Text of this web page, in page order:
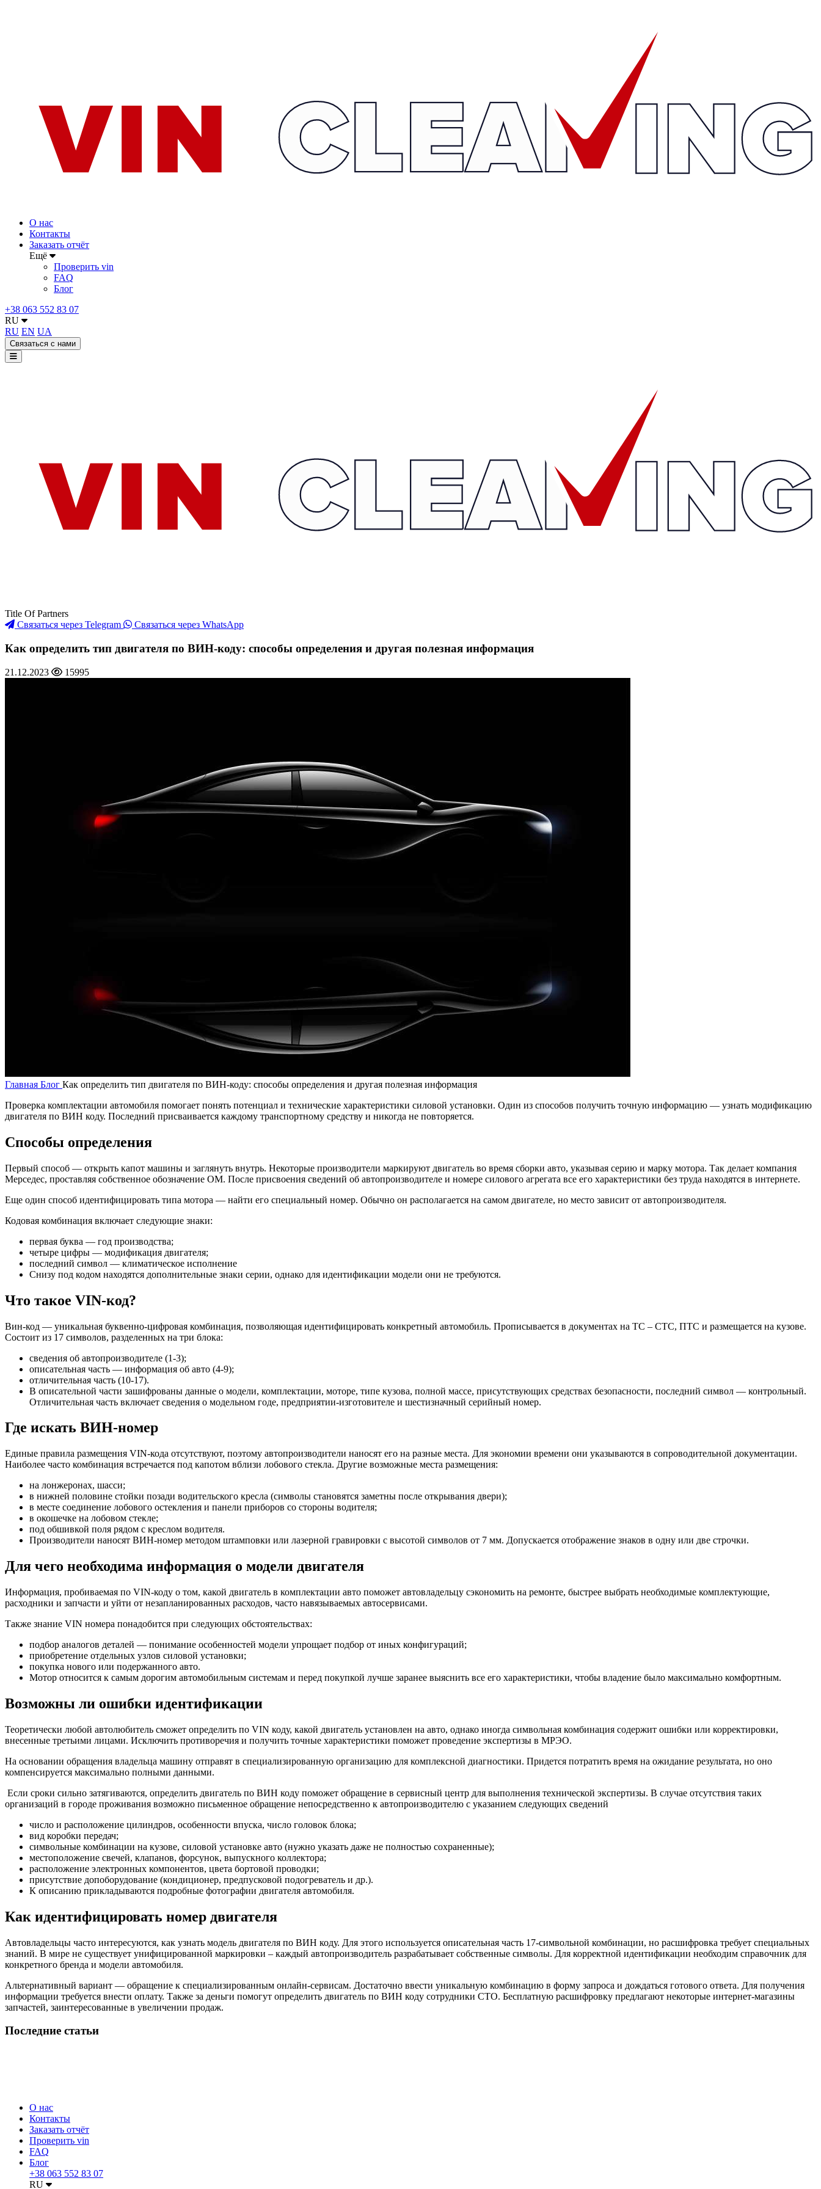
О нас
Контакты
Заказать отчёт
Ещё
Проверить vin
FAQ
Блог
+38 063 552 83 07
RU
RU EN UA
Связаться с нами
Title Of Partners
Связаться через Telegram
Связаться через WhatsApp
Как определить тип двигателя по ВИН-коду: способы определения и другая полезная информация
21.12.2023 15995
Главная Блог Как определить тип двигателя по ВИН-коду: способы определения и другая полезная информация
Проверка комплектации автомобиля помогает понять потенциал и технические характеристики силовой установки. Один из способов получить точную информацию — узнать модификацию
двигателя по ВИН коду. Последний присваивается каждому транспортному средству и никогда не повторяется.
Способы определения
Первый способ — открыть капот машины и заглянуть внутрь. Некоторые производители маркируют двигатель во время сборки авто, указывая серию и марку мотора. Так делает компания
Мерседес, проставляя собственное обозначение ОМ. После присвоения сведений об автопроизводителе и номере силового агрегата все его характеристики без труда находятся в интернете.
Еще один способ идентифицировать типа мотора — найти его специальный номер. Обычно он располагается на самом двигателе, но место зависит от автопроизводителя.
Кодовая комбинация включает следующие знаки:
первая буква — год производства;
четыре цифры — модификация двигателя;
последний символ — климатическое исполнение
Снизу под кодом находятся дополнительные знаки серии, однако для идентификации модели они не требуются.
Что такое VIN-код?
Вин-код — уникальная буквенно-цифровая комбинация, позволяющая идентифицировать конкретный автомобиль. Прописывается в документах на ТС – СТС, ПТС и размещается на кузове.
Состоит из 17 символов, разделенных на три блока:
сведения об автопроизводителе (1-3);
описательная часть — информация об авто (4-9);
отличительная часть (10-17).
В описательной части зашифрованы данные о модели, комплектации, моторе, типе кузова, полной массе, присутствующих средствах безопасности, последний символ — контрольный.
Отличительная часть включает сведения о модельном годе, предприятии-изготовителе и шестизначный серийный номер.
Где искать ВИН-номер
Единые правила размещения VIN-кода отсутствуют, поэтому автопроизводители наносят его на разные места. Для экономии времени они указываются в сопроводительной документации.
Наиболее часто комбинация встречается под капотом вблизи лобового стекла. Другие возможные места размещения:
на лонжеронах, шасси;
в нижней половине стойки позади водительского кресла (символы становятся заметны после открывания двери);
в месте соединение лобового остекления и панели приборов со стороны водителя;
в окошечке на лобовом стекле;
под обшивкой поля рядом с креслом водителя.
Производители наносят ВИН-номер методом штамповки или лазерной гравировки с высотой символов от 7 мм. Допускается отображение знаков в одну или две строчки.
Для чего необходима информация о модели двигателя
Информация, пробиваемая по VIN-коду о том, какой двигатель в комплектации авто поможет автовладельцу сэкономить на ремонте, быстрее выбрать необходимые комплектующие,
расходники и запчасти и уйти от незапланированных расходов, часто навязываемых автосервисами.
Также знание VIN номера понадобится при следующих обстоятельствах:
подбор аналогов деталей — понимание особенностей модели упрощает подбор от иных конфигураций;
приобретение отдельных узлов силовой установки;
покупка нового или подержанного авто.
Мотор относится к самым дорогим автомобильным системам и перед покупкой лучше заранее выяснить все его характеристики, чтобы владение было максимально комфортным.
Возможны ли ошибки идентификации
Теоретически любой автолюбитель сможет определить по VIN коду, какой двигатель установлен на авто, однако иногда символьная комбинация содержит ошибки или корректировки,
внесенные третьими лицами. Исключить противоречия и получить точные характеристики поможет проведение экспертизы в МРЭО.
На основании обращения владельца машину отправят в специализированную организацию для комплексной диагностики. Придется потратить время на ожидание результата, но оно
компенсируется максимально полными данными.
Если сроки сильно затягиваются, определить двигатель по ВИН коду поможет обращение в сервисный центр для выполнения технической экспертизы. В случае отсутствия таких
организаций в городе проживания возможно письменное обращение непосредственно к автопроизводителю с указанием следующих сведений
число и расположение цилиндров, особенности впуска, число головок блока;
вид коробки передач;
символьные комбинации на кузове, силовой установке авто (нужно указать даже не полностью сохраненные);
местоположение свечей, клапанов, форсунок, выпускного коллектора;
расположение электронных компонентов, цвета бортовой проводки;
присутствие допоборудование (кондиционер, предпусковой подогреватель и др.).
К описанию прикладываются подробные фотографии двигателя автомобиля.
Как идентифицировать номер двигателя
Автовладельцы часто интересуются, как узнать модель двигателя по ВИН коду. Для этого используется описательная часть 17-символьной комбинации, но расшифровка требует специальных
знаний. В мире не существует унифицированной маркировки – каждый автопроизводитель разрабатывает собственные символы. Для корректной идентификации необходим справочник для
конкретного бренда и модели автомобиля.
Альтернативный вариант — обращение к специализированным онлайн-сервисам. Достаточно ввести уникальную комбинацию в форму запроса и дождаться готового ответа. Для получения
информации требуется внести оплату. Также за деньги помогут определить двигатель по ВИН коду сотрудники СТО. Бесплатную расшифровку предлагают некоторые интернет-магазины
запчастей, заинтересованные в увеличении продаж.
Последние статьи
О нас
Контакты
Заказать отчёт
Проверить vin
FAQ
Блог
+38 063 552 83 07
RU